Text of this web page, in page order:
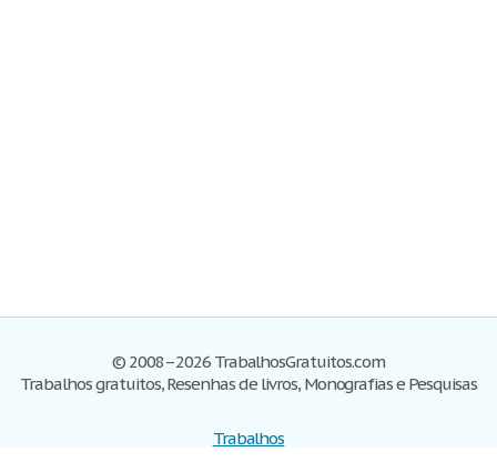
© 2008–2026 TrabalhosGratuitos.com
Trabalhos gratuitos, Resenhas de livros, Monografias e Pesquisas
Trabalhos